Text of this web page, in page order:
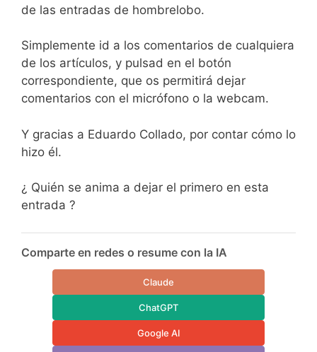
de las entradas de hombrelobo.
Simplemente id a los comentarios de cualquiera
de los artículos, y pulsad en el botón
correspondiente, que os permitirá dejar
comentarios con el micrófono o la webcam.
Y gracias a Eduardo Collado, por contar cómo lo
hizo él.
¿ Quién se anima a dejar el primero en esta
entrada ?
Comparte en redes o resume con la IA
Claude
ChatGPT
Google AI